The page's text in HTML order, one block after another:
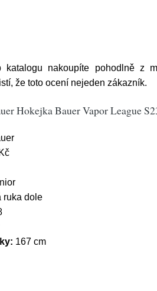
katalogu nakoupíte pohodlně z
že toto ocení nejeden zákazník.
Hokejka Bauer Vapor League
ruka dole
167 cm